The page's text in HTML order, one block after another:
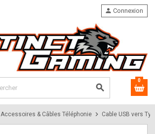
search
person Connexion
0
Accessoires & Câbles Téléphonie chevron_right Cable USB vers